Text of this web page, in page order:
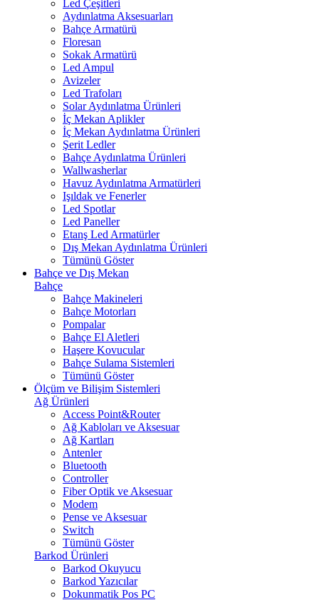
Led Çeşitleri
Aydınlatma Aksesuarları
Bahçe Armatürü
Floresan
Sokak Armatürü
Led Ampul
Avizeler
Led Trafoları
Solar Aydınlatma Ürünleri
İç Mekan Aplikler
İç Mekan Aydınlatma Ürünleri
Şerit Ledler
Bahçe Aydınlatma Ürünleri
Wallwasherlar
Havuz Aydınlatma Armatürleri
Işıldak ve Fenerler
Led Spotlar
Led Paneller
Etanş Led Armatürler
Dış Mekan Aydınlatma Ürünleri
Tümünü Göster
Bahçe ve Dış Mekan
Bahçe
Bahçe Makineleri
Bahçe Motorları
Pompalar
Bahçe El Aletleri
Haşere Kovucular
Bahçe Sulama Sistemleri
Tümünü Göster
Ölçüm ve Bilişim Sistemleri
Ağ Ürünleri
Access Point&Router
Ağ Kabloları ve Aksesuar
Ağ Kartları
Antenler
Bluetooth
Controller
Fiber Optik ve Aksesuar
Modem
Pense ve Aksesuar
Switch
Tümünü Göster
Barkod Ürünleri
Barkod Okuyucu
Barkod Yazıcılar
Dokunmatik Pos PC